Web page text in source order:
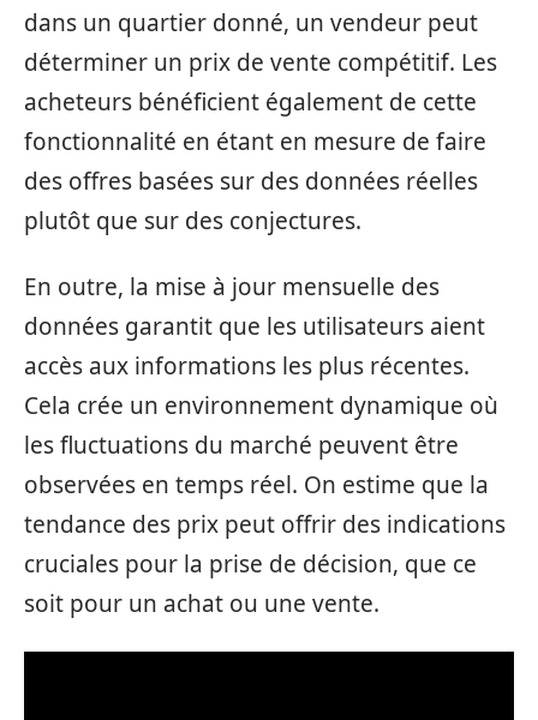
dans un quartier donné, un vendeur peut
déterminer un prix de vente compétitif. Les
acheteurs bénéficient également de cette
fonctionnalité en étant en mesure de faire
des offres basées sur des données réelles
plutôt que sur des conjectures.
En outre, la mise à jour mensuelle des
données garantit que les utilisateurs aient
accès aux informations les plus récentes.
Cela crée un environnement dynamique où
les fluctuations du marché peuvent être
observées en temps réel. On estime que la
tendance des prix peut offrir des indications
cruciales pour la prise de décision, que ce
soit pour un achat ou une vente.